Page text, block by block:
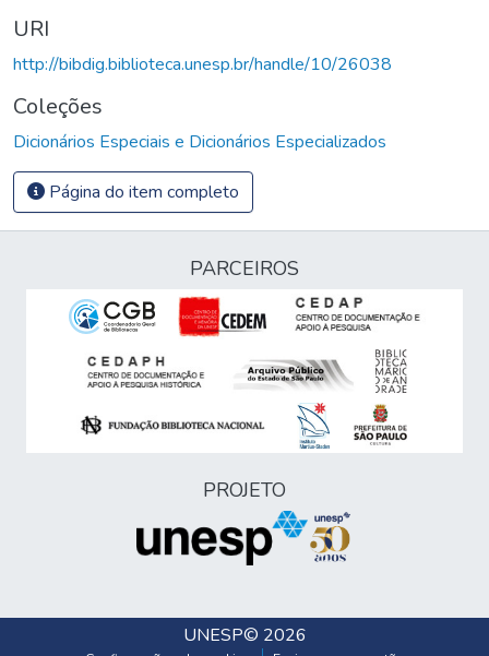
URI
http://bibdig.biblioteca.unesp.br/handle/10/26038
Coleções
Dicionários Especiais e Dicionários Especializados
Página do item completo
PARCEIROS
PROJETO
UNESP© 2026